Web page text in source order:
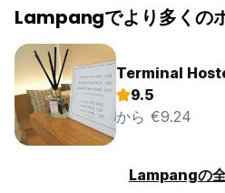
Lampangでより多くの
Terminal
9.5
から €9.24
Lampangの